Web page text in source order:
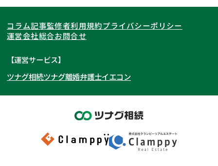
北海道 青森県
岩手県 宮城県
秋田県
福島県
関東
東京都 神奈川県
埼玉県
茨城県 群馬県
東海
愛知県
岐阜県 山梨県
関西
大阪府 京都府
奈良県
和歌山県
北陸・甲信越
石川県
富山県
岡山県
九州・沖縄
相続登記
遺産分割
相続手続き
家族信託
成年後見・任意後見
相続財産調査
不動産評価(相続不動産)
相続トラブル
コラム記事監修者利用規約プライバシーポリシー
運営会社総合お問合せ
【運営サービス】
ツナグ相続ツナグ離婚弁護士イエコン